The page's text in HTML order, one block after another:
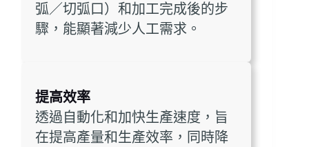
弧／切弧口）和加工完成後的步
驟，能顯著減少人工需求。
提高效率
透過自動化和加快生產速度，旨
在提高產量和生產效率，同時降